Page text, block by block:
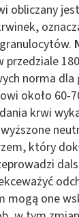
obliczany
przedziale
norma
około 60-
krwi
który
mogą one